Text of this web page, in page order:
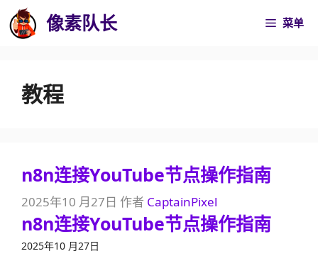
至
像素队长 菜单
教程
n8n连接YouTube节点操作指南
2025年10 月27日 作者 CaptainPixel
n8n连接YouTube节点操作指南
2025年10 月27日